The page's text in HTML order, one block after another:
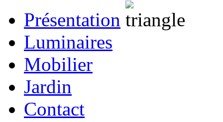
Présentation
Luminaires
Mobilier
Jardin
Contact